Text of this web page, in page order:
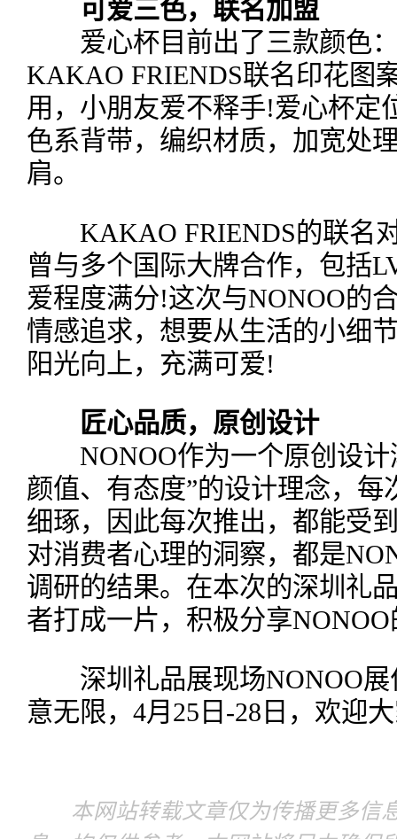
可爱三色，联名加盟
爱心杯目前出了三款颜色：
KAKAO FRIENDS联名印花图
用，小朋友爱不释手!爱心杯定
色系背带，编织材质，加宽处
肩。
KAKAO FRIENDS的联名对
曾与多个国际大牌合作，包括
爱程度满分!这次与NONOO的
情感追求，想要从生活的小细
阳光向上，充满可爱!
匠心品质，原创设计
NONOO作为一个原创设计
颜值、有态度”的设计理念，
细琢，因此每次推出，都能受
对消费者心理的洞察，都是
调研的结果。在本次的深圳礼
者打成一片，积极分享
深圳礼品展现场NONOO展
意无限，4月25日-28日，欢迎
本网站转载文章仅为传播更多信